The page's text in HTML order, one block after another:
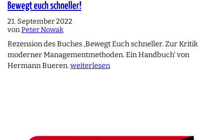
Bewegt euch schneller!
21. September 2022
vonPeter Nowak
Rezension des Buches ‚Bewegt Euch schneller. Zur Kritik
moderner Managementmethoden. Ein Handbuch‘ von
Hermann Bueren.weiterlesen